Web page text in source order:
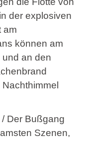
der explosiven
am
können am
an den
Der Bußgang
Szenen,